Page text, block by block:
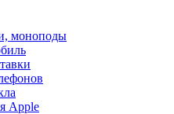
моноподы
Apple